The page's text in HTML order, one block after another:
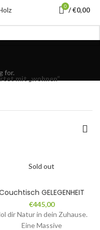
0 /€0,00
mit „wohnen“
Sold out
GELEGENHEIT
€445,00
dir Natur in dein Zuhause.
Eine Massive
for.